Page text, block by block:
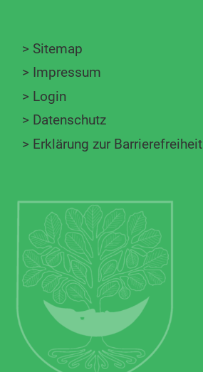
> Sitemap
> Impressum
> Login
> Datenschutz
> Erklärung zur Barrierefreiheit